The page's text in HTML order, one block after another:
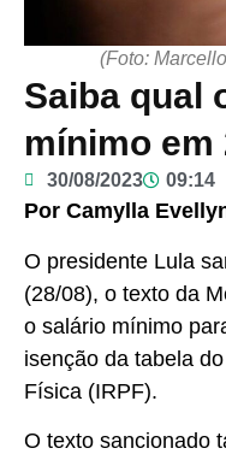
(Foto:
Saiba qual
mínimo em
30/08/2023 09:14
Por Camylla
O presidente Lula
(28/08), o texto da
o salário mínimo
isenção da tabela
Física (IRPF).
O texto sancionado